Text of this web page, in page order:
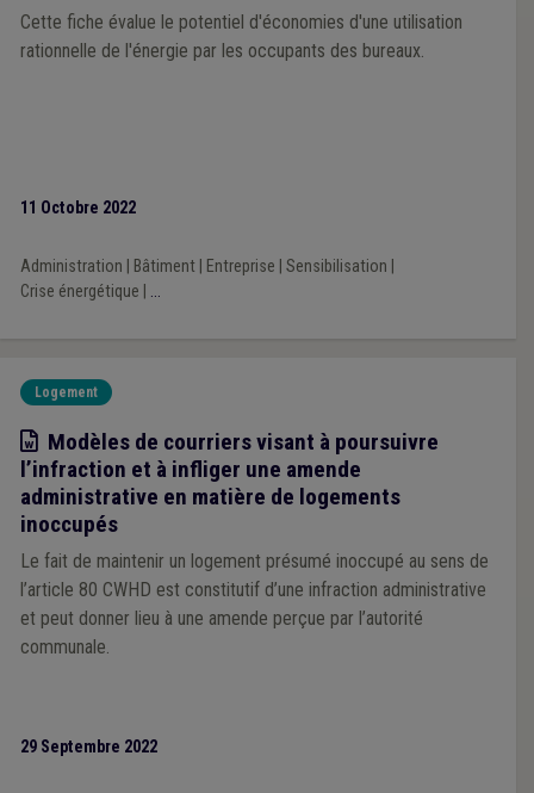
Cette fiche évalue le potentiel d'économies d'une utilisation
rationnelle de l'énergie par les occupants des bureaux.
11 Octobre 2022
Administration Bâtiment| Entreprise Sensibilisation
Crise énergétique
...
Logement
Modèle
Modèles de courriers visant à poursuivre
l’infraction et à infliger une amende
administrative en matière de logements
inoccupés
Le fait de maintenir un logement présumé inoccupé au sens de
l’article 80 CWHD est constitutif d’une infraction administrative
et peut donner lieu à une amende perçue par l’autorité
communale.
29 Septembre 2022